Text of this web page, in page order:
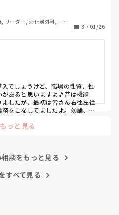
からまだPNSをやっている病
る患者さんも、「(私が異動
者から見てもよく動けてた
は忙しくて、新人の面倒を見
滴を繋げてくるなど、簡単な
でした。PNSを廃止した病棟
いいほど新人に担当させて、
と思っています。
、結果、患者のことがわから
月なんだから、未経験なこと
リーダー, 消化器外科, 一般
8 ・ 01/26
でしょうけど、職場の性質、性
あると思いますよ🎵昔は機能
したが、最初は皆さん右往左往
をこなしてましたよ。勿論、指
すよ🎵それに人手が足りないの
よ🎵僕は昔の人間なので、昔は
タッフ全員に目を配れる人が沢
ょうか⁉️そういう事と思います
っと見る
談をもっと見る
すべて見る